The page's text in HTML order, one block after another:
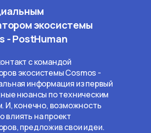
экосистемы
- PostHuman
с командой
экосистемы Cosmos -
информация из первый
нюансы по техническим
И, конечно, возможность
влиять на проект
предложив свои идеи.